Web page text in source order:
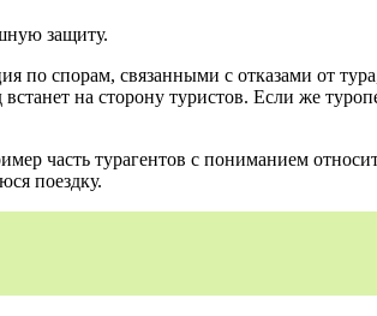
защиту.
по спорам, связанными с отказами от
на сторону туристов. Если же
часть турагентов с пониманием
поездку.